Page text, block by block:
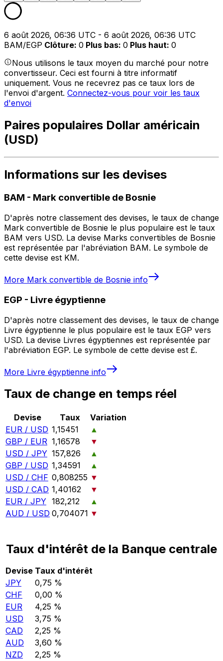
6 août 2026, 06:36 UTC - 6 août 2026, 06:36 UTC
BAM/EGP Clôture: 0 Plus bas: 0 Plus haut: 0
Nous utilisons le taux moyen du marché pour notre
convertisseur. Ceci est fourni à titre informatif
uniquement. Vous ne recevrez pas ce taux lors de
l'envoi d'argent. Connectez-vous pour voir les taux
d'envoi
Paires populaires Dollar américain
(USD)
Informations sur les devises
BAM - Mark convertible de Bosnie
D'après notre classement des devises, le taux de change
Mark convertible de Bosnie le plus populaire est le taux
BAM vers USD. La devise Marks convertibles de Bosnie
est représentée par l'abréviation BAM. Le symbole de
cette devise est KM.
More Mark convertible de Bosnie info
EGP - Livre égyptienne
D'après notre classement des devises, le taux de change
Livre égyptienne le plus populaire est le taux EGP vers
USD. La devise Livres égyptiennes est représentée par
l'abréviation EGP. Le symbole de cette devise est £.
More Livre égyptienne info
Taux de change en temps réel
Devise Taux
Variation
EUR / USD 1,15451
▲
GBP / EUR 1,16578
▼
USD / JPY 157,826
▲
GBP / USD 1,34591
▲
USD / CHF 0,808255 ▼
USD / CAD 1,40162
▼
EUR / JPY 182,212
▲
AUD / USD 0,704071 ▼
Taux d'intérêt de la Banque centrale
Devise Taux d'intérêt
JPY
0,75 %
CHF
0,00 %
EUR
4,25 %
USD
3,75 %
CAD
2,25 %
AUD
3,60 %
NZD
2,25 %